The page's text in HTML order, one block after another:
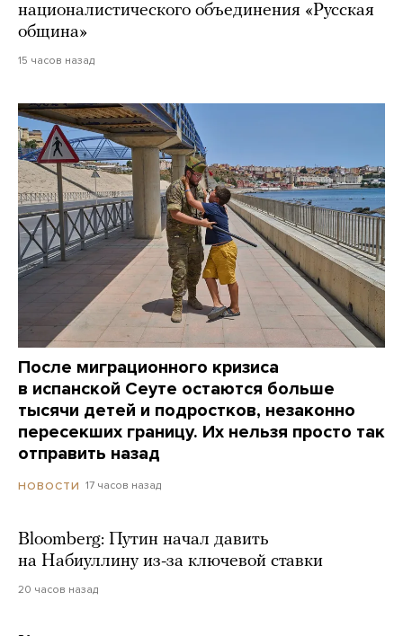
националистического объединения «Русская
община»
15 часов назад
После миграционного кризиса
в испанской Сеуте остаются больше
тысячи детей и подростков, незаконно
пересекших границу. Их нельзя просто так
отправить назад
НОВОСТИ 17 часов назад
Bloomberg: Путин начал давить
на Набиуллину из-за ключевой ставки
20 часов назад